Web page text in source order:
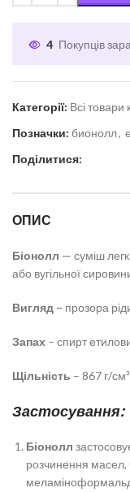
4 Покупців
Категорії: Всі товари
Позначки: бионолл,
Поділитися:
ОПИС
Біонолл — суміш
або вугільної
Вигляд – прозора
Запах – спирт
Щільність – 867 г/см³
Застосування:
Біонолл
розчинення масел,